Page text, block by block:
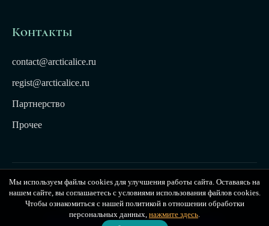
Контакты
contact@arcticalice.ru
regist@arcticalice.ru
Партнерство
Прочее
© 2022-2026 Издательство Арктики Лёд. Все права
защищены. Издательство Arctic Ice
Публичная оферта|Политика конфиденциальности
Мы используем файлы cookies для улучшения работы сайта. Оставаясь на
нашем сайте, вы соглашаетесь с условиями использования файлов cookies.
Чтобы ознакомиться с нашей политикой в отношении обработки
персональных данных, нажмите здесь.